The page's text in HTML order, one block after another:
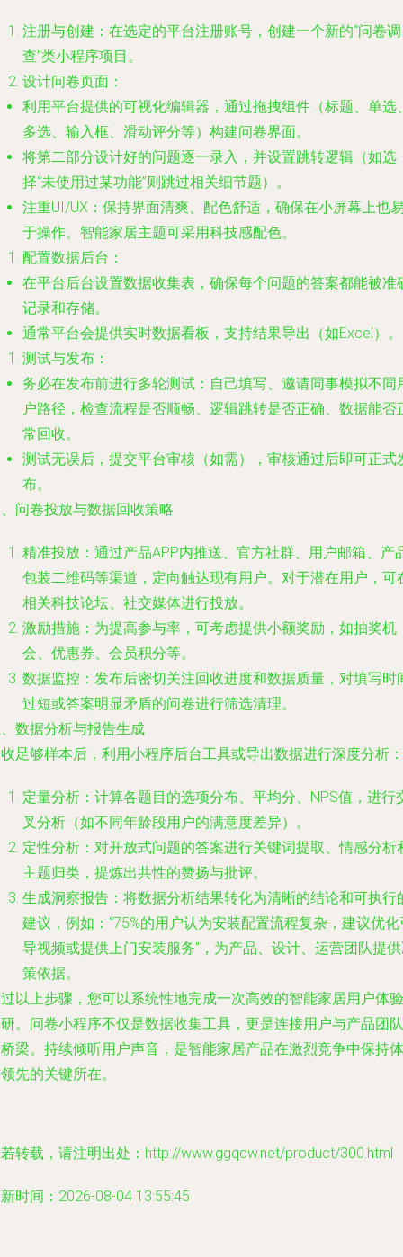
注册与创建 ：在选定的平台注册账号，创建一个新的“问卷调
查”类小程序项目。
设计问卷页面 ：
利用平台提供的可视化编辑器，通过拖拽组件（标题、单选
多选、输入框、滑动评分等）构建问卷界面。
将第二部分设计好的问题逐一录入，并设置跳转逻辑（如选
择“未使用过某功能”则跳过相关细节题）。
注重UI/UX：保持界面清爽、配色舒适，确保在小屏幕上也
于操作。智能家居主题可采用科技感配色。
配置数据后台 ：
在平台后台设置数据收集表，确保每个问题的答案都能被准
记录和存储。
通常平台会提供实时数据看板，支持结果导出（如Excel）。
测试与发布 ：
务必在发布前进行多轮测试：自己填写、邀请同事模拟不同
户路径，检查流程是否顺畅、逻辑跳转是否正确、数据能否
常回收。
测试无误后，提交平台审核（如需），审核通过后即可正式
布。
问卷投放与数据回收策略
精准投放 ：通过产品APP内推送、官方社群、用户邮箱、产
包装二维码等渠道，定向触达现有用户。对于潜在用户，可
相关科技论坛、社交媒体进行投放。
激励措施 ：为提高参与率，可考虑提供小额奖励，如抽奖机
会、优惠券、会员积分等。
数据监控 ：发布后密切关注回收进度和数据质量，对填写时
过短或答案明显矛盾的问卷进行筛选清理。
数据分析与报告生成
足够样本后，利用小程序后台工具或导出数据进行深度分析：
定量分析 ：计算各题目的选项分布、平均分、NPS值，进行
叉分析（如不同年龄段用户的满意度差异）。
定性分析 ：对开放式问题的答案进行关键词提取、情感分析
主题归类，提炼出共性的赞扬与批评。
生成洞察报告 ：将数据分析结果转化为清晰的结论和可执行
建议，例如：“75%的用户认为安装配置流程复杂，建议优化
导视频或提供上门安装服务”，为产品、设计、运营团队提
策依据。
以上步骤，您可以系统性地完成一次高效的智能家居用户体验
。问卷小程序不仅是数据收集工具，更是连接用户与产品团队
梁。持续倾听用户声音，是智能家居产品在激烈竞争中保持体
先的关键所在。
转载，请注明出处：http://www.ggqcw.net/product/300.html
时间：2026-08-04 13:55:45